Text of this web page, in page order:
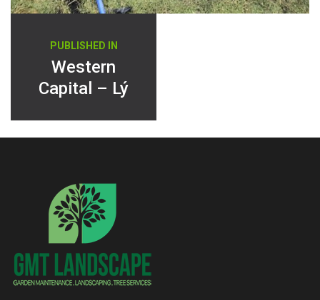
hướng
bài
viết
PUBLISHED IN
Western
Capital – Lý